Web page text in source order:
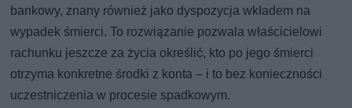
bankowy, znany również jako dyspozycja wkładem na
wypadek śmierci. To rozwiązanie pozwala właścicielowi
rachunku jeszcze za życia określić, kto po jego śmierci
otrzyma konkretne środki z konta – i to bez konieczności
uczestniczenia w procesie spadkowym.